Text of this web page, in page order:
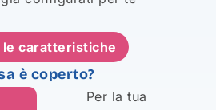
le seguenti garanzie:
Contenuto
Garanzie Opzionali
le caratteristiche
è coperto?
Per la tua